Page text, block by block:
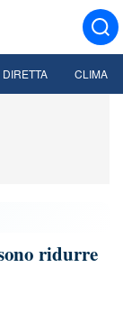
CLIMA
ridurre